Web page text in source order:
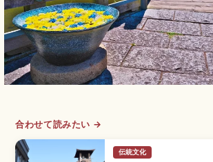
合わせて読みたい →
伝統文化